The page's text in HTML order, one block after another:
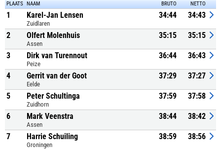
PLAATS NAAM BRUTO NETTO
1 Karel-Jan Lensen
Zuidlaren
34:44 34:43
2 Olfert Molenhuis
Assen
35:15 35:15
3 Dirk van Turennout
Peize
36:44 36:43
4 Gerrit van der Goot
Eelde
37:29 37:27
5 Peter Schultinga
Zuidhorn
37:59 37:58
6 Mark Veenstra
Assen
38:44 38:42
7 Harrie Schuiling
Groningen
38:59 38:56